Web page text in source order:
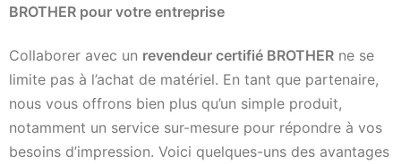
BROTHER pour votre entreprise
Collaborer avec un revendeur certifié BROTHER ne se
limite pas à l’achat de matériel. En tant que partenaire,
nous vous offrons bien plus qu’un simple produit,
notamment un service sur-mesure pour répondre à vos
besoins d’impression. Voici quelques-uns des avantages